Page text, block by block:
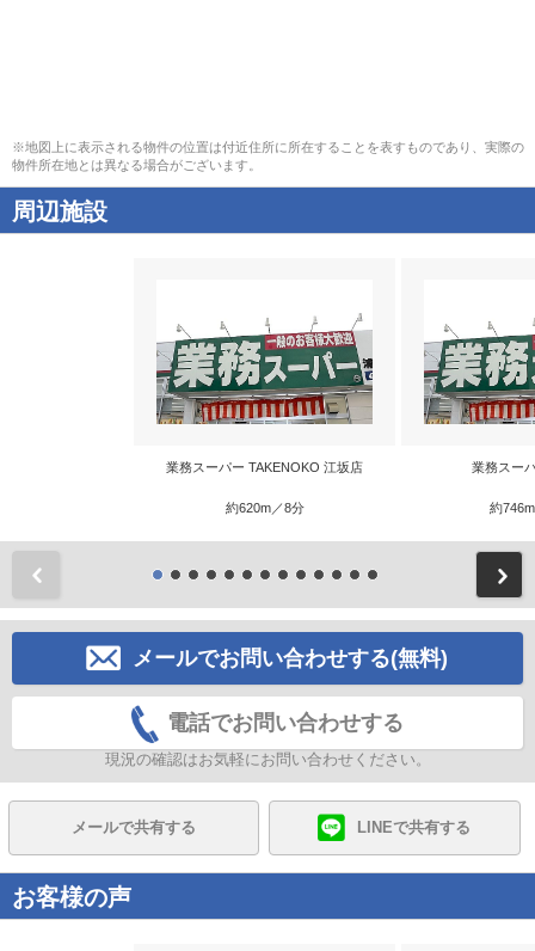
※地図上に表示される物件の位置は付近住所に所在することを表すものであり、実際の
物件所在地とは異なる場合がございます。
周辺施設
業務スーパー TAKENOKO 江坂店
約620m／8分
業務スー
約
メールでお問い合わせする(無料)
電話でお問い合わせする
現況の確認はお気軽にお問い合わせください。
メールで共有する LINEで共有する
お客様の声